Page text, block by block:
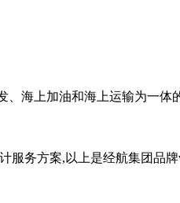
海上加油和海上运输为一
服务方案,以上是经航集团